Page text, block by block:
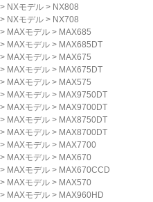
> NXモデル > NX808
> NXモデル > NX708
> MAXモデル > MAX685
> MAXモデル > MAX685DT
> MAXモデル > MAX675
> MAXモデル > MAX675DT
> MAXモデル > MAX575
> MAXモデル > MAX9750DT
> MAXモデル > MAX9700DT
> MAXモデル > MAX8750DT
> MAXモデル > MAX8700DT
> MAXモデル > MAX7700
> MAXモデル > MAX670
> MAXモデル > MAX670CCD
> MAXモデル > MAX570
> MAXモデル > MAX960HD